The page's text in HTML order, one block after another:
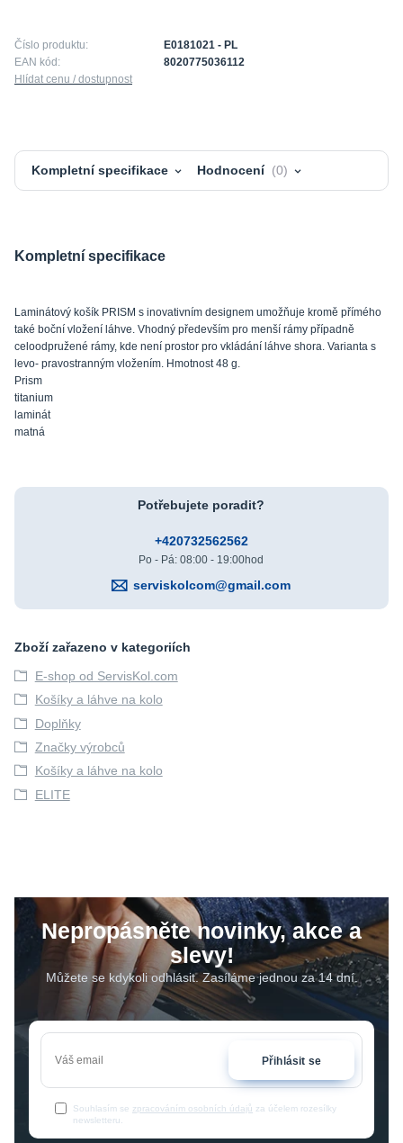
Číslo produktu:
E0181021 - PL
EAN kód:
8020775036112
Hlídat cenu / dostupnost
Kompletní specifikace Hodnocení 0
Kompletní specifikace
Laminátový košík PRISM s inovativním designem umožňuje kromě přímého
také boční vložení láhve. Vhodný především pro menší rámy případně
celoodpružené rámy, kde není prostor pro vkládání láhve shora. Varianta s
levo- pravostranným vložením. Hmotnost 48 g.
Prism
titanium
laminát
matná
Potřebujete poradit?
+420732562562
Po - Pá: 08:00 - 19:00hod
serviskolcom@gmail.com
Zboží zařazeno v kategoriích
E-shop od ServisKol.com
Košíky a láhve na kolo
Doplňky
Značky výrobců
Košíky a láhve na kolo
ELITE
Nepropásněte novinky, akce a
slevy!
Můžete se kdykoli odhlásit. Zasíláme jednou za 14 dní.
Přihlásit se
Souhlasím se zpracováním osobních údajů za účelem rozesílky
newsletteru.